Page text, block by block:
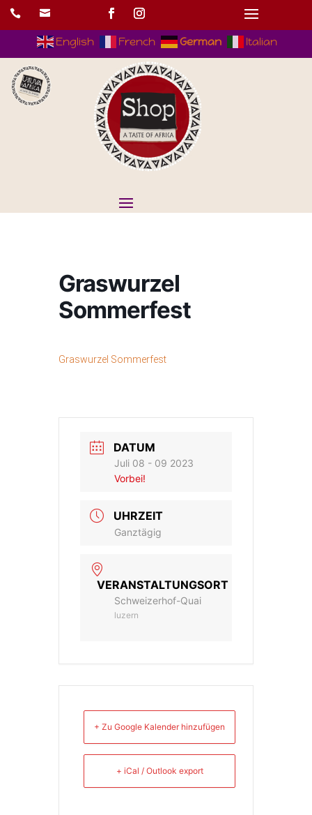
 
English French German Italian
Graswurzel
Sommerfest
Graswurzel Sommerfest
DATUM
Juli 08 - 09 2023
Vorbei!
UHRZEIT
Ganztägig
VERANSTALTUNGSORT
Schweizerhof-Quai
luzern
+ Zu Google Kalender hinzufügen
+ iCal / Outlook export